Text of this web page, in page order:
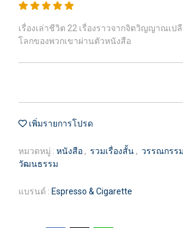
เรื่องเล่าชีวิต 22 เรื่องราวจากจิตวิญญาณเป
โลกของพวกเขาผ่านตัวหนังสือ
เพิ่มรายการโปรด
หมวดหมู่ : หนังสือ , รวมเรื่องสั้น , วรรณกรร
วัฒนธรรม
แบรนด์ : Espresso & Cigarette